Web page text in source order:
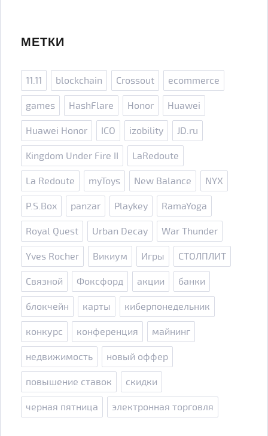
МЕТКИ
11.11 blockchain Crossout ecommerce
games HashFlare Honor Huawei
Huawei Honor ICO izobility JD.ru
Kingdom Under Fire II LaRedoute
La Redoute myToys New Balance NYX
P.S.Box panzar Playkey RamaYoga
Royal Quest Urban Decay War Thunder
Yves Rocher Викиум Игры СТОЛПЛИТ
Связной Фоксфорд акции банки
блокчейн карты киберпонедельник
конкурс конференция майнинг
недвижимость новый оффер
повышение ставок скидки
черная пятница электронная торговля